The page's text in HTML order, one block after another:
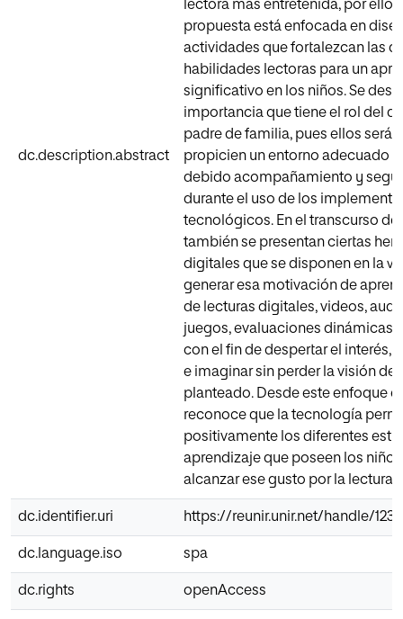
dc.description.abstract
lectora más entretenida, por ello
propuesta está enfocada en
actividades que fortalezcan las
habilidades lectoras para un
significativo en los niños. Se
importancia que tiene el rol del
padre de familia, pues ellos
propicien un entorno adecuado y
debido acompañamiento y
durante el uso de los
tecnológicos. En el transcurso de
también se presentan ciertas
digitales que se disponen en la
generar esa motivación de
de lecturas digitales, videos,
juegos, evaluaciones dinámicas,
con el fin de despertar el interés,
e imaginar sin perder la visión
planteado. Desde este enfoque
reconoce que la tecnología
positivamente los diferentes
aprendizaje que poseen los
alcanzar ese gusto por la lectura.
dc.identifier.uri https://reunir.unir.net/handle/
dc.language.iso spa
dc.rights openAccess